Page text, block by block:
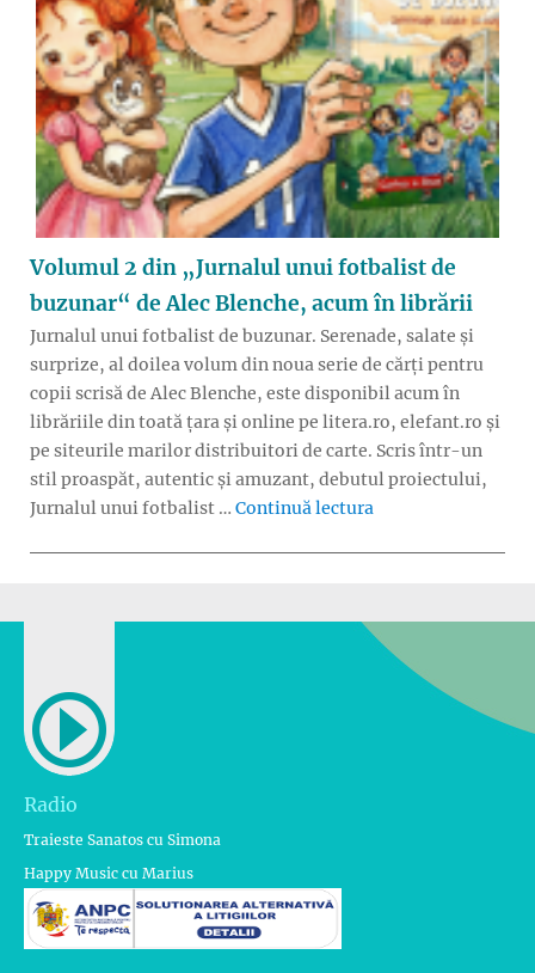
Volumul 2 din „Jurnalul unui fotbalist de
buzunar“ de Alec Blenche, acum în librării
Jurnalul unui fotbalist de buzunar. Serenade, salate și
surprize, al doilea volum din noua serie de cărți pentru
copii scrisă de Alec Blenche, este disponibil acum în
librăriile din toată țara și online pe litera.ro, elefant.ro și
pe siteurile marilor distribuitori de carte. Scris într-un
stil proaspăt, autentic și amuzant, debutul proiectului,
Jurnalul unui fotbalist … Continuă lectura
Radio
Traieste Sanatos cu Simona
Happy Music cu Marius